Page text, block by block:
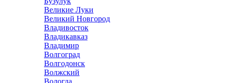
Великие Луки
Великий Новгород
Владивосток
Владикавказ
Владимир
Волгоград
Волгодонск
Волжский
Вологда